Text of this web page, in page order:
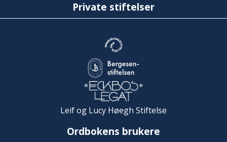
Private stiftelser
Leif og Lucy Høegh Stiftelse
Ordbokens brukere